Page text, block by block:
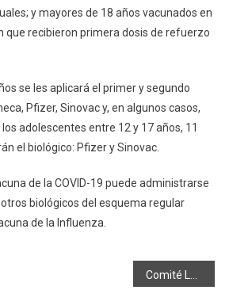
y mayores de 18 años vacunados en
que recibieron primera dosis de refuerzo
se les aplicará el primer y segundo
Pfizer, Sinovac y, en algunos casos,
adolescentes entre 12 y 17 años, 11
el biológico: Pfizer y Sinovac.
de la COVID-19 puede administrarse
biológicos del esquema regular
de la Influenza.